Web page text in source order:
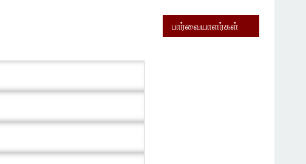
பார்வையாளர்கள்